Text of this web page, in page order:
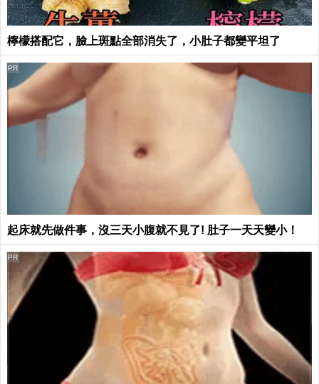
檸檬搭配它，臉上斑點全部消失了，小肚子都變平坦了
起床就先做件事，沒三天小腹就不見了! 肚子一天天變小！
PR
PR